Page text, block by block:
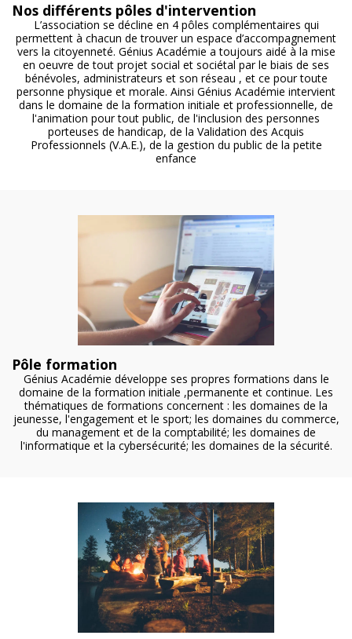
Nos différents pôles d'intervention
L’association se décline en 4 pôles complémentaires qui
permettent à chacun de trouver un espace d’accompagnement
vers la citoyenneté. Génius Académie a toujours aidé à la mise
en oeuvre de tout projet social et sociétal par le biais de ses
bénévoles, administrateurs et son réseau , et ce pour toute
personne physique et morale. Ainsi Génius Académie intervient
dans le domaine de la formation initiale et professionnelle, de
l'animation pour tout public, de l'inclusion des personnes
porteuses de handicap, de la Validation des Acquis
Professionnels (V.A.E.), de la gestion du public de la petite
enfance
Pôle formation
Génius Académie développe ses propres formations dans le
domaine de la formation initiale ,permanente et continue. Les
thématiques de formations concernent : les domaines de la
jeunesse, l'engagement et le sport; les domaines du commerce,
du management et de la comptabilité; les domaines de
l'informatique et la cybersécurité; les domaines de la sécurité.